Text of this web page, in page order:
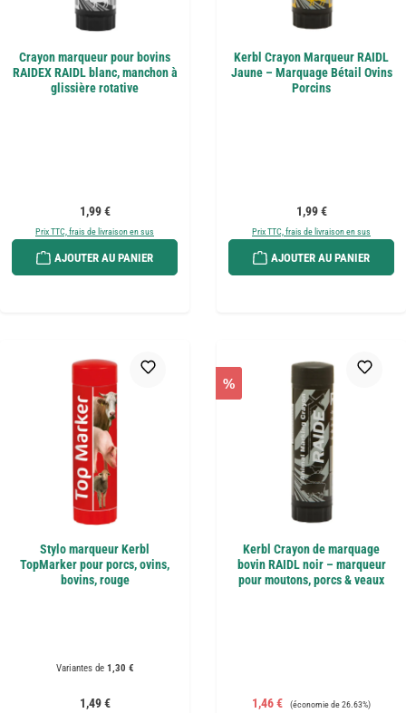
Crayon marqueur pour bovins
RAIDEX RAIDL blanc, manchon à
glissière rotative
Prix régulier :
1,99 €
Prix TTC, frais de livraison en sus
AJOUTER AU PANIER
Kerbl Crayon Marqueur RAIDL
Jaune – Marquage Bétail Ovins
Porcins
Prix régulier :
1,99 €
Prix TTC, frais de livraison en sus
AJOUTER AU PANIER
Stylo marqueur Kerbl
TopMarker pour porcs, ovins,
bovins, rouge
Variantes de1,30 €
Prix régulier :
1,49 €
%
Kerbl Crayon de marquage
bovin RAIDL noir – marqueur
pour moutons, porcs & veaux
Prix de vente :
1,46 € Prix régulier :
(économie de 26.63%)